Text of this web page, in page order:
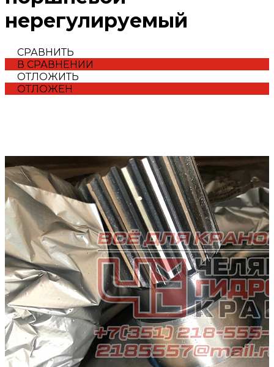
нерегулируемый
СРАВНИТЬ
В СРАВНЕНИИ
ОТЛОЖИТЬ
ОТЛОЖЕН